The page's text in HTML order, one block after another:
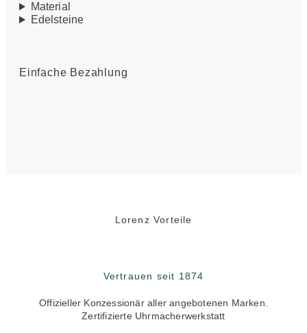
Material
Edelsteine
Einfache Bezahlung
Lorenz Vorteile
Vertrauen seit 1874
Offizieller Konzessionär aller angebotenen Marken.
Zertifizierte Uhrmacherwerkstatt